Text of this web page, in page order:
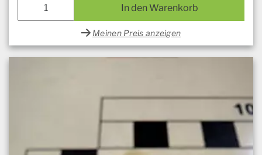
In den Warenkorb
Meinen Preis anzeigen